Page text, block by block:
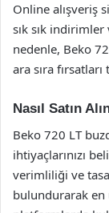
Online alışveriş
sık sık
nedenle, Beko
ara sıra
Nasıl Satın
Beko 720 LT
ihtiyaçlarınızı
verimliliği ve
bulundurarak